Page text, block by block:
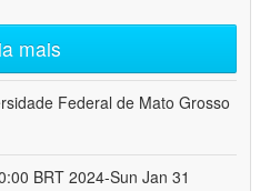
mais
Federal de Mato Grosso
BRT 2024-Sun Jan 31